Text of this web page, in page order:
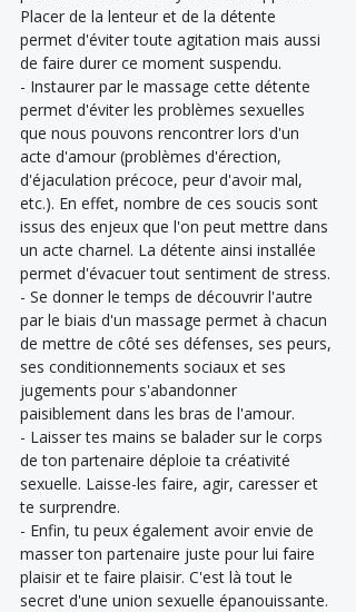
Placer de la lenteur et de la détente
permet d'éviter toute agitation mais aussi
de faire durer ce moment suspendu.
- Instaurer par le massage cette détente
permet d'éviter les problèmes sexuelles
que nous pouvons rencontrer lors d'un
acte d'amour (problèmes d'érection,
d'éjaculation précoce, peur d'avoir mal,
etc.). En effet, nombre de ces soucis sont
issus des enjeux que l'on peut mettre dans
un acte charnel. La détente ainsi installée
permet d'évacuer tout sentiment de stress.
- Se donner le temps de découvrir l'autre
par le biais d'un massage permet à chacun
de mettre de côté ses défenses, ses peurs,
ses conditionnements sociaux et ses
jugements pour s'abandonner
paisiblement dans les bras de l'amour.
- Laisser tes mains se balader sur le corps
de ton partenaire déploie ta créativité
sexuelle. Laisse-les faire, agir, caresser et
te surprendre.
- Enfin, tu peux également avoir envie de
masser ton partenaire juste pour lui faire
plaisir et te faire plaisir. C'est là tout le
secret d'une union sexuelle épanouissante.